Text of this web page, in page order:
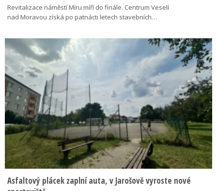
Revitalizace náměstí Míru míří do finále. Centrum Veselí
nad Moravou získá po patnácti letech stavebních…
Asfaltový plácek zaplní auta, v Jarošově vyroste nové